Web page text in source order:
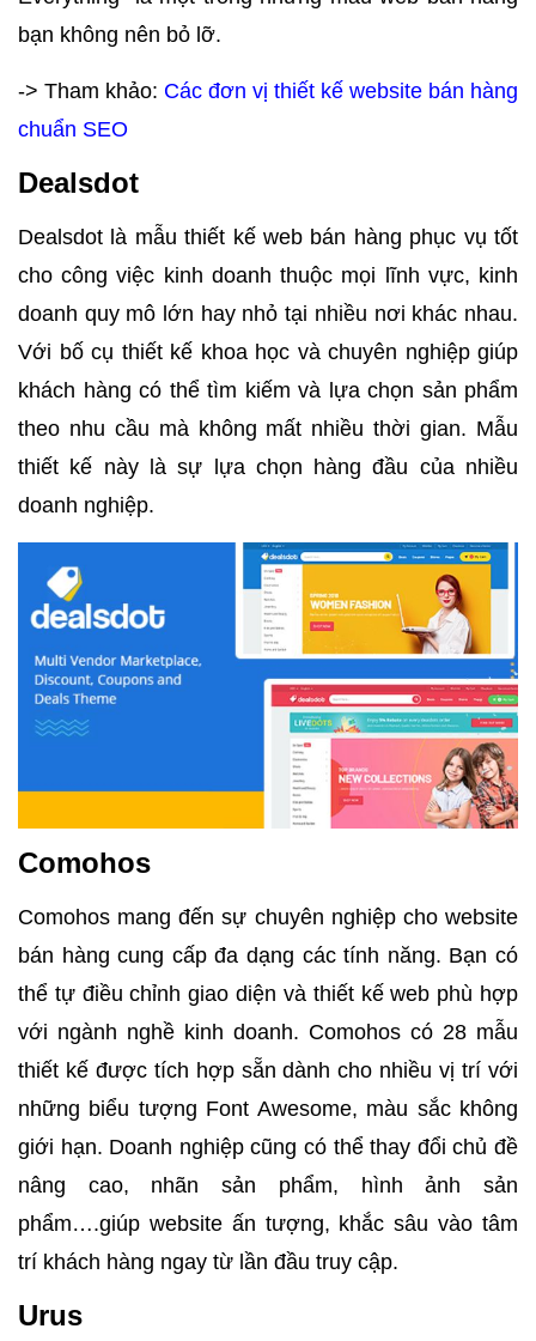
bạn không nên bỏ lỡ.
-> Tham khảo: Các đơn vị thiết kế website bán hàng
chuẩn SEO
Dealsdot
Dealsdot là mẫu thiết kế web bán hàng phục vụ tốt
cho công việc kinh doanh thuộc mọi lĩnh vực, kinh
doanh quy mô lớn hay nhỏ tại nhiều nơi khác nhau.
Với bố cụ thiết kế khoa học và chuyên nghiệp giúp
khách hàng có thể tìm kiếm và lựa chọn sản phẩm
theo nhu cầu mà không mất nhiều thời gian. Mẫu
thiết kế này là sự lựa chọn hàng đầu của nhiều
doanh nghiệp.
Comohos
Comohos mang đến sự chuyên nghiệp cho website
bán hàng cung cấp đa dạng các tính năng. Bạn có
thể tự điều chỉnh giao diện và thiết kế web phù hợp
với ngành nghề kinh doanh. Comohos có 28 mẫu
thiết kế được tích hợp sẵn dành cho nhiều vị trí với
những biểu tượng Font Awesome, màu sắc không
giới hạn. Doanh nghiệp cũng có thể thay đổi chủ đề
nâng cao, nhãn sản phẩm, hình ảnh sản
phẩm….giúp website ấn tượng, khắc sâu vào tâm
trí khách hàng ngay từ lần đầu truy cập.
Urus